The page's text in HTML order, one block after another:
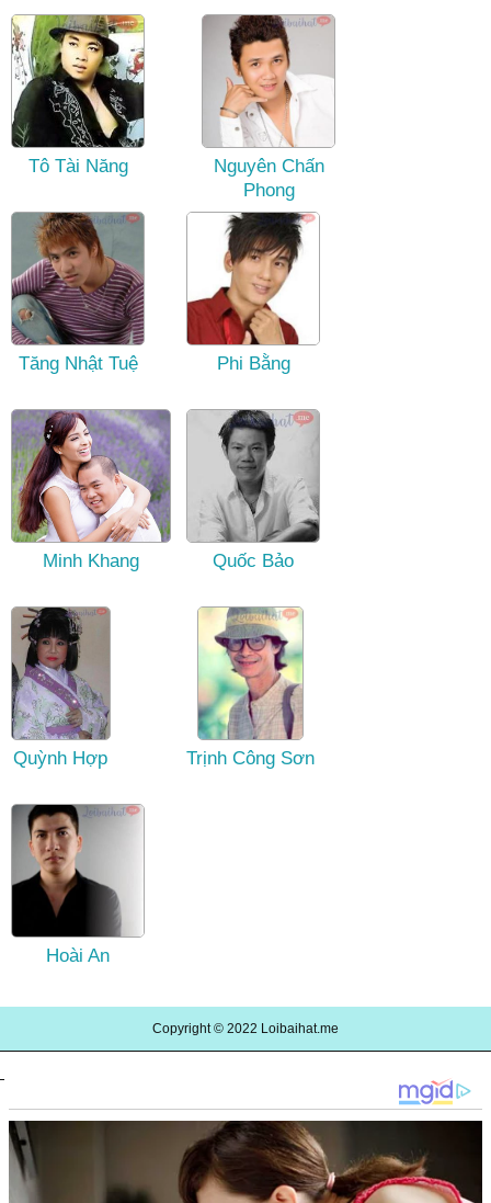
Tô Tài Năng
Nguyên Chấn
Phong
Tăng Nhật Tuệ Phi Bằng
Minh Khang Quốc Bảo
Quỳnh Hợp Trịnh Công Sơn
Hoài An
Copyright © 2022 Loibaihat.me